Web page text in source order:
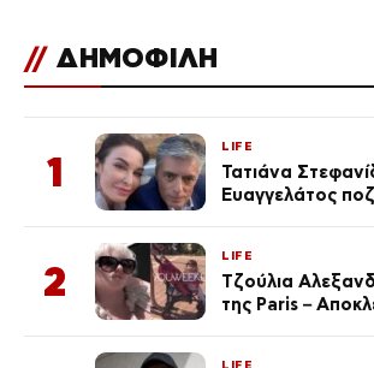
// ΔΗΜΟΦΙΛΗ
1
LIFE
Τατιάνα
Ευαγγελάτος
2
LIFE
Τζούλια
της Paris –
LIFE